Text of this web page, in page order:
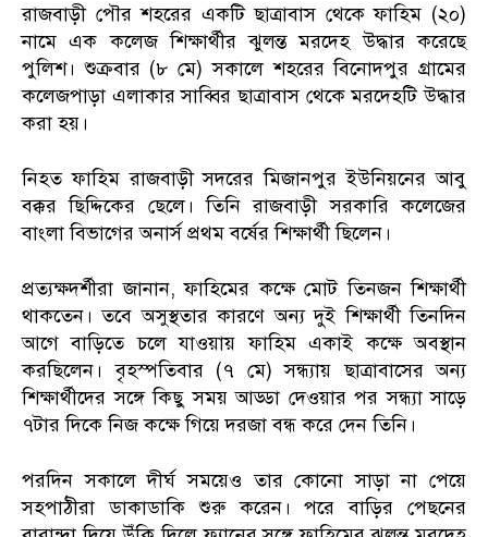
রাজবাড়ী পৌর শহরের একটি ছাত্রাবাস থেকে ফাহিম (২০)
নামে এক কলেজ শিক্ষার্থীর ঝুলন্ত মরদেহ উদ্ধার করেছে
পুলিশ। শুক্রবার (৮ মে) সকালে শহরের বিনোদপুর গ্রামের
কলেজপাড়া এলাকার সাব্বির ছাত্রাবাস থেকে মরদেহটি উদ্ধার
করা হয়।
নিহত ফাহিম রাজবাড়ী সদরের মিজানপুর ইউনিয়নের আবু
বক্কর ছিদ্দিকের ছেলে। তিনি রাজবাড়ী সরকারি কলেজের
বাংলা বিভাগের অনার্স প্রথম বর্ষের শিক্ষার্থী ছিলেন।
প্রত্যক্ষদর্শীরা জানান, ফাহিমের কক্ষে মোট তিনজন শিক্ষার্থী
থাকতেন। তবে অসুস্থতার কারণে অন্য দুই শিক্ষার্থী তিনদিন
আগে বাড়িতে চলে যাওয়ায় ফাহিম একাই কক্ষে অবস্থান
করছিলেন। বৃহস্পতিবার (৭ মে) সন্ধ্যায় ছাত্রাবাসের অন্য
শিক্ষার্থীদের সঙ্গে কিছু সময় আড্ডা দেওয়ার পর সন্ধ্যা সাড়ে
৭টার দিকে নিজ কক্ষে গিয়ে দরজা বন্ধ করে দেন তিনি।
পরদিন সকালে দীর্ঘ সময়েও তার কোনো সাড়া না পেয়ে
সহপাঠীরা ডাকাডাকি শুরু করেন। পরে বাড়ির পেছনের